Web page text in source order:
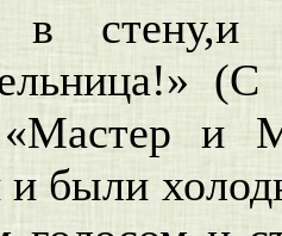
в стену,и
и
были